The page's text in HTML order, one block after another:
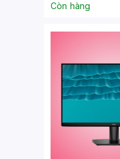
Còn hàng